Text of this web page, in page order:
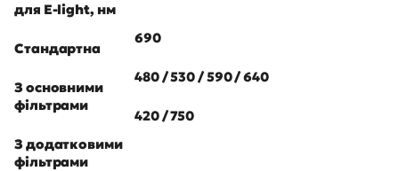
для E-light, нм
Стандартна
З основними
фільтрами
З додатковими
фільтрами
690
480 / 530 / 590 / 640
420 / 750